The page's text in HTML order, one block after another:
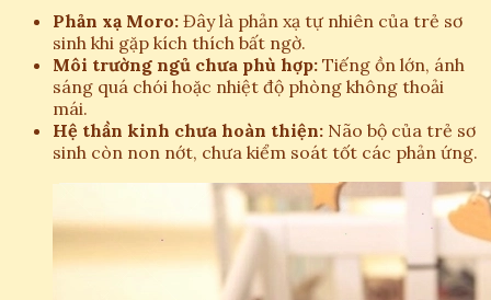
Phản xạ Moro: Đây là phản xạ tự nhiên của trẻ sơ
sinh khi gặp kích thích bất ngờ.
Môi trường ngủ chưa phù hợp: Tiếng ồn lớn, ánh
sáng quá chói hoặc nhiệt độ phòng không thoải
mái.
Hệ thần kinh chưa hoàn thiện: Não bộ của trẻ sơ
sinh còn non nớt, chưa kiểm soát tốt các phản ứng.